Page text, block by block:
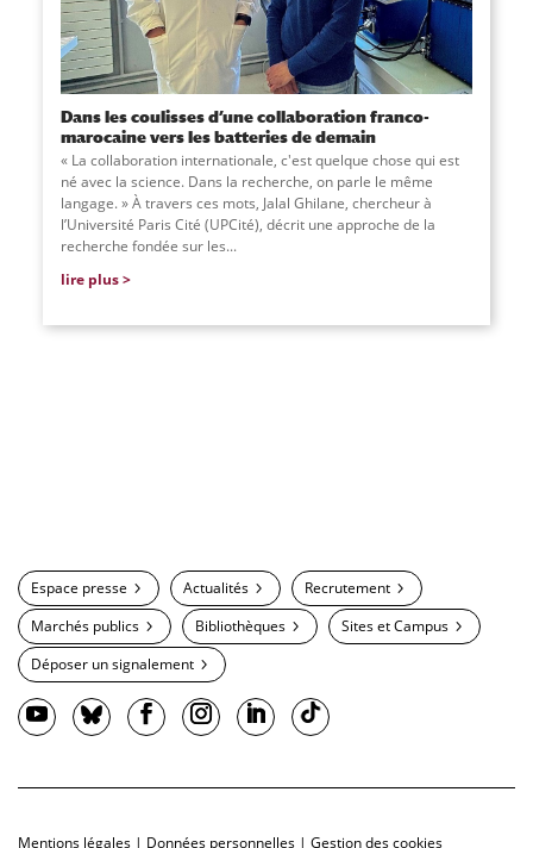
Dans les coulisses d’une collaboration franco-
marocaine vers les batteries de demain
« La collaboration internationale, c'est quelque chose qui est
né avec la science. Dans la recherche, on parle le même
langage. » À travers ces mots, Jalal Ghilane, chercheur à
l’Université Paris Cité (UPCité), décrit une approche de la
recherche fondée sur les...
lire plus
Espace presse Actualités
Recrutement
Marchés publics
Bibliothèques
Sites et Campus
Déposer un signalement
Mentions légales | Données personnelles | Gestion des cookies